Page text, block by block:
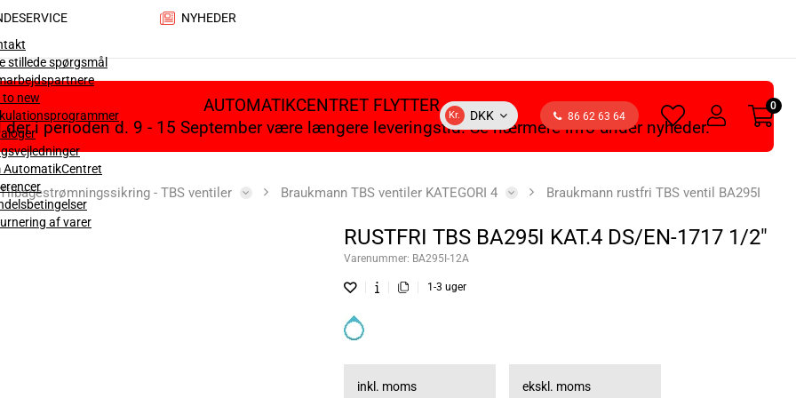
stillede spørgsmål
to new
AutomatikCentret
af varer
NYHEDER
Kr. DKK 86 62 63 64
heart
light
light
0
AUTOMATIKCENTRET FLYTTER
der i perioden d. 9 - 15 September være længere leveringstid. Se nærmere info under nyheder.
Tilbagestrømningssikring - TBS ventiler Braukmann TBS ventiler KATEGORI 4 Braukmann rustfri TBS ventil BA295I
RUSTFRI TBS BA295I KAT.4 DS/EN-1717 1/2"
Varenummer: BA295I-12A
1-3 uger
inkl. moms ekskl. moms